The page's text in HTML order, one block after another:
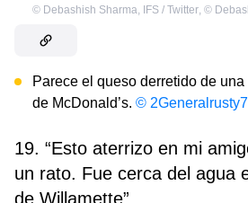
© Debashish Sharma, IFS / Twitter, ©
Parece el queso derretido de
de McDonald’s. ©
19. “Esto aterrizo en mi
un rato. Fue cerca del agua
de Willamette”